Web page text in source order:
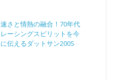
速さと情熱の融合！70年代
レーシングスピリットを今
に伝えるダットサン200S